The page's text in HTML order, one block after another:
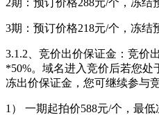
3期：预订价格218元/个，冻结
3.1.2、竞价出价保证金：竞价
*50%。域名进入竞价后若您处
冻出价保证金，您可继续参与竞
1） 一期起拍价588元/个，最低